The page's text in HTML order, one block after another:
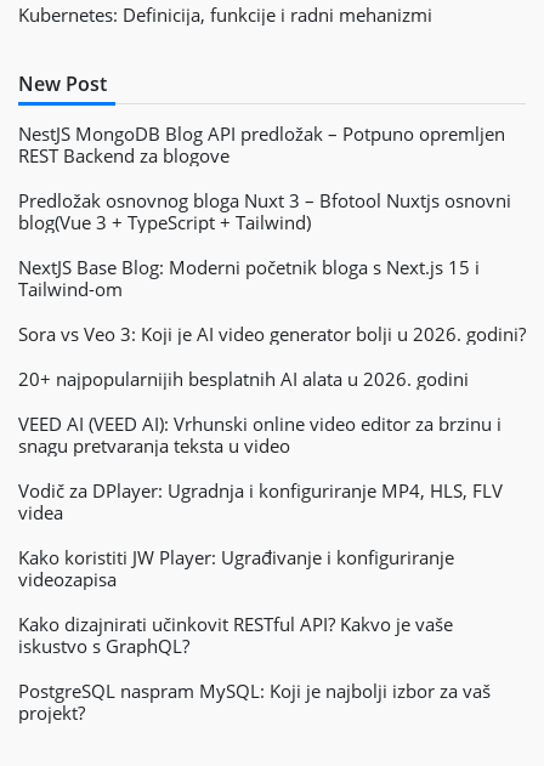
Kubernetes: Definicija, funkcije i radni mehanizmi
New Post
NestJS MongoDB Blog API predložak – Potpuno opremljen
REST Backend za blogove
Predložak osnovnog bloga Nuxt 3 – Bfotool Nuxtjs osnovni
blog(Vue 3 + TypeScript + Tailwind)
NextJS Base Blog: Moderni početnik bloga s Next.js 15 i
Tailwind-om
Sora vs Veo 3: Koji je AI video generator bolji u 2026. godini?
20+ najpopularnijih besplatnih AI alata u 2026. godini
VEED AI (VEED AI): Vrhunski online video editor za brzinu i
snagu pretvaranja teksta u video
Vodič za DPlayer: Ugradnja i konfiguriranje MP4, HLS, FLV
videa
Kako koristiti JW Player: Ugrađivanje i konfiguriranje
videozapisa
Kako dizajnirati učinkovit RESTful API? Kakvo je vaše
iskustvo s GraphQL?
PostgreSQL naspram MySQL: Koji je najbolji izbor za vaš
projekt?